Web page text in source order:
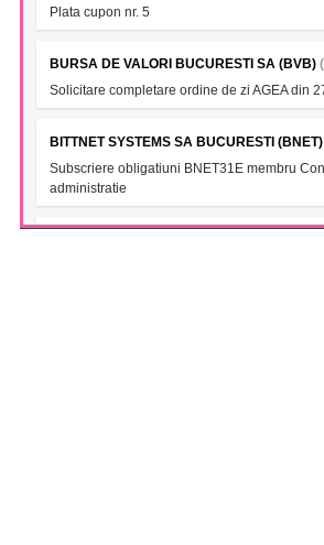
Plata cupon nr. 5
BURSA DE VALORI BUCURESTI SA (BVB)
Solicitare completare ordine de zi AGEA din
BITTNET SYSTEMS SA BUCURESTI (BNET)
Subscriere obligatiuni BNET31E membru
administratie